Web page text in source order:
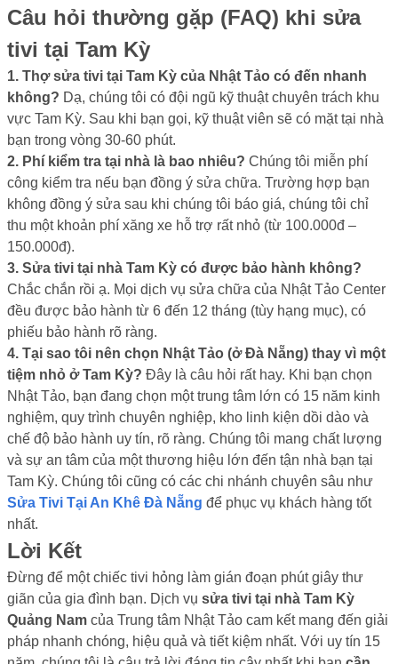
Câu hỏi thường gặp (FAQ) khi sửa
tivi tại Tam Kỳ
1. Thợ sửa tivi tại Tam Kỳ của Nhật Tảo có đến nhanh
không? Dạ, chúng tôi có đội ngũ kỹ thuật chuyên trách khu
vực Tam Kỳ. Sau khi bạn gọi, kỹ thuật viên sẽ có mặt tại nhà
bạn trong vòng 30-60 phút.
2. Phí kiểm tra tại nhà là bao nhiêu? Chúng tôi miễn phí
công kiểm tra nếu bạn đồng ý sửa chữa. Trường hợp bạn
không đồng ý sửa sau khi chúng tôi báo giá, chúng tôi chỉ
thu một khoản phí xăng xe hỗ trợ rất nhỏ (từ 100.000đ –
150.000đ).
3. Sửa tivi tại nhà Tam Kỳ có được bảo hành không?
Chắc chắn rồi ạ. Mọi dịch vụ sửa chữa của Nhật Tảo Center
đều được bảo hành từ 6 đến 12 tháng (tùy hạng mục), có
phiếu bảo hành rõ ràng.
4. Tại sao tôi nên chọn Nhật Tảo (ở Đà Nẵng) thay vì một
tiệm nhỏ ở Tam Kỳ? Đây là câu hỏi rất hay. Khi bạn chọn
Nhật Tảo, bạn đang chọn một trung tâm lớn có 15 năm kinh
nghiệm, quy trình chuyên nghiệp, kho linh kiện dồi dào và
chế độ bảo hành uy tín, rõ ràng. Chúng tôi mang chất lượng
và sự an tâm của một thương hiệu lớn đến tận nhà bạn tại
Tam Kỳ. Chúng tôi cũng có các chi nhánh chuyên sâu như
Sửa Tivi Tại An Khê Đà Nẵng để phục vụ khách hàng tốt
nhất.
Lời Kết
Đừng để một chiếc tivi hỏng làm gián đoạn phút giây thư
giãn của gia đình bạn. Dịch vụ sửa tivi tại nhà Tam Kỳ
Quảng Nam của Trung tâm Nhật Tảo cam kết mang đến giải
pháp nhanh chóng, hiệu quả và tiết kiệm nhất. Với uy tín 15